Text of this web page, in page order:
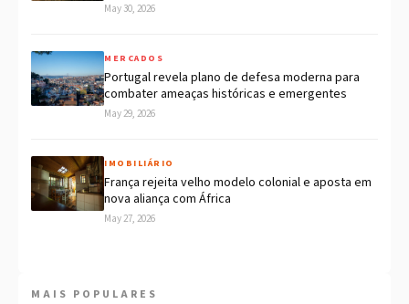
May 30, 2026
MERCADOS
Portugal revela plano de defesa moderna para
combater ameaças históricas e emergentes
May 29, 2026
IMOBILIÁRIO
França rejeita velho modelo colonial e aposta em
nova aliança com África
May 27, 2026
MAIS POPULARES